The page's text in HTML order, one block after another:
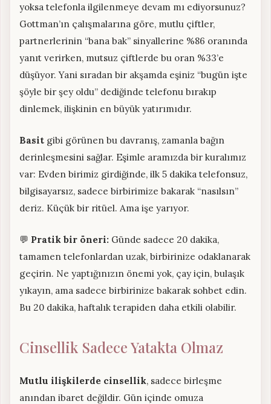
yoksa telefonla ilgilenmeye devam mı ediyorsunuz?
Gottman’ın çalışmalarına göre, mutlu çiftler,
partnerlerinin “bana bak” sinyallerine %86 oranında
yanıt verirken, mutsuz çiftlerde bu oran %33’e
düşüyor. Yani sıradan bir akşamda eşiniz “bugün işte
şöyle bir şey oldu” dediğinde telefonu bırakıp
dinlemek, ilişkinin en büyük yatırımıdır.
Basit gibi görünen bu davranış, zamanla bağın
derinleşmesini sağlar. Eşimle aramızda bir kuralımız
var: Evden birimiz girdiğinde, ilk 5 dakika telefonsuz,
bilgisayarsız, sadece birbirimize bakarak “nasılsın”
deriz. Küçük bir ritüel. Ama işe yarıyor.
💬 Pratik bir öneri: Günde sadece 20 dakika,
tamamen telefonlardan uzak, birbirinize odaklanarak
geçirin. Ne yaptığınızın önemi yok, çay için, bulaşık
yıkayın, ama sadece birbirinize bakarak sohbet edin.
Bu 20 dakika, haftalık terapiden daha etkili olabilir.
Cinsellik Sadece Yatakta Olmaz
Mutlu ilişkilerde cinsellik, sadece birleşme
anından ibaret değildir. Gün içinde omuza